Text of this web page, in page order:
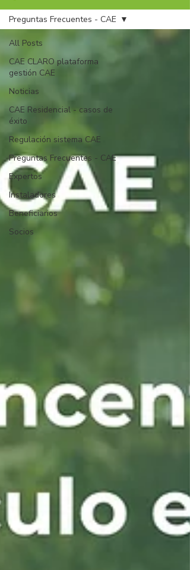
All Posts
CAE CLARO plataforma
gestión CAE
Noticias
CAE Residencial - casos de
éxito
Regulación sistema CAE
Preguntas Frecuentes - CAE
Expertos
Instaladores
Beneficiarios
Socios
Preguntas Frecuentes - CAE